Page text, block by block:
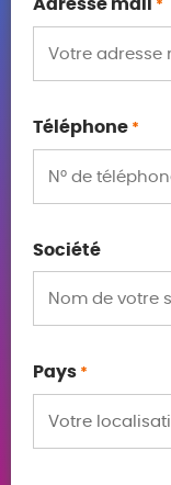
Adresse mail *
Téléphone *
Société
Pays *